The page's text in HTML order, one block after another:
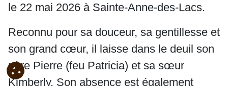
le 22 mai 2026 à Sainte-Anne-des-Lacs.
Reconnu pour sa douceur, sa gentillesse et
son grand cœur, il laisse dans le deuil son
père Pierre (feu Patricia) et sa sœur
Kimberly. Son absence est également